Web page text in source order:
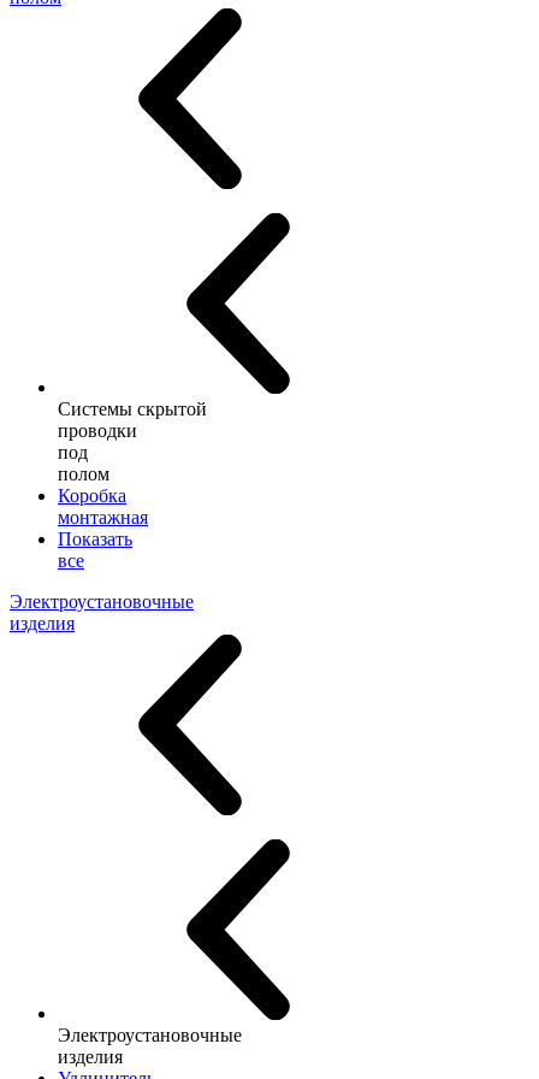
Системы скрытой
проводки
под
полом
Коробка
монтажная
Показать
все
Электроустановочные
изделия
Электроустановочные
изделия